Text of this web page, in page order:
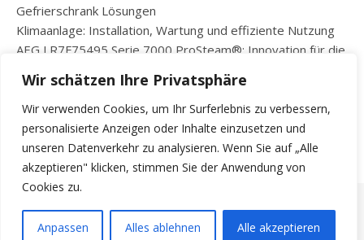
Wir schätzen Ihre Privatsphäre
Wir verwenden Cookies, um Ihr Surferlebnis zu verbessern,
personalisierte Anzeigen oder Inhalte einzusetzen und
unseren Datenverkehr zu analysieren. Wenn Sie auf „Alle
akzeptieren" klicken, stimmen Sie der Anwendung von
Cookies zu.
Anpassen Alles ablehnen Alle akzeptieren
Gefrierschrank Lösungen
Klimaanlage: Installation, Wartung und effiziente Nutzung
AEG LR7F75495 Serie 7000 ProSteam®: Innovation für die
BEKO WLM81434NPSA Waschmaschine: Innovation und
Effizienz für Ihren Alltag
Copyright © 2026KKleingeraete
Impressum
Datenschutzerklärung
Ashe Theme von WP Royal.